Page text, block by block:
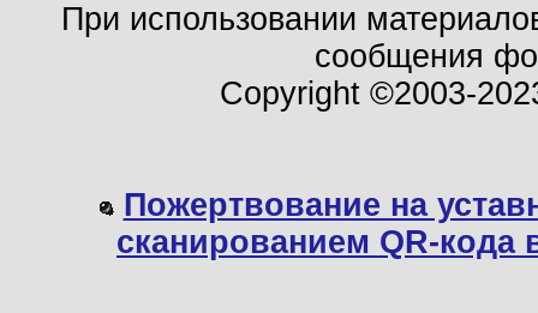
При использовании
сообщения
Copyright ©2003-
Пожертвование на
сканированием QR-